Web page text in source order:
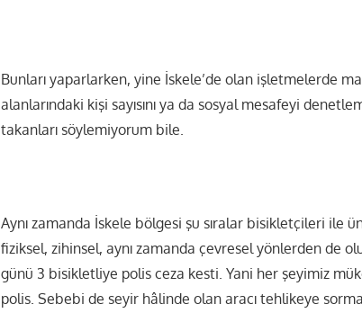
Bunları yaparlarken, yine İskele’de olan işletmelerde
alanlarındaki kişi sayısını ya da sosyal mesafeyi
takanları söylemiyorum bile.
Aynı zamanda İskele bölgesi şu sıralar bisikletçileri ile
fiziksel, zihinsel, aynı zamanda çevresel yönlerden de
günü 3 bisikletliye polis ceza kesti. Yani her şeyimiz
polis. Sebebi de seyir hâlinde olan aracı tehlikeye